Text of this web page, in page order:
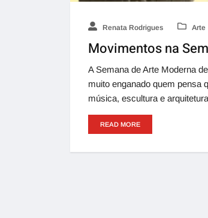
Renata Rodrigues Arte
Movimentos na
A Semana de Arte Moderna
muito enganado quem pensa
música, escultura e arquitetura
READ MORE